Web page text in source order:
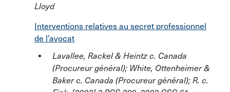
Lloyd
Interventions relatives au secret professionnel
de l’avocat
Lavallee, Rackel & Heintz c. Canada
(Procureur général); White, Ottenheimer &
Baker c. Canada (Procureur général); R. c.